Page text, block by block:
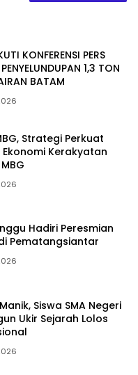
KONFERENSI PERS
1,3 TON
BATAM
Strategi Perkuat
Kerakyatan
Hadiri Peresmian
Pematangsiantar
Siswa SMA Negeri
Ukir Sejarah Lolos